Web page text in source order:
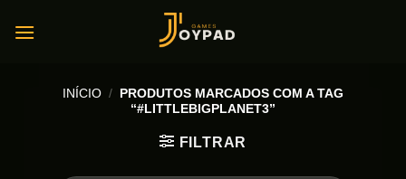
INÍCIO / PRODUTOS MARCADOS COM A TAG
“#LITTLEBIGPLANET3”
FILTRAR